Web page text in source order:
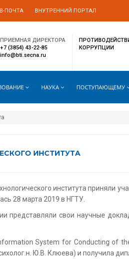
ПОЧТА ВНУТРЕННИЙ ПОРТАЛ
ПРИЕМНАЯ ДИРЕКТОРА
+7 (3854) 43-22-85
info@bti.secna.ru
КОРРУПЦИИ
НАУКА ПОСТУПАЮЩЕМУ
ИНСТИТУТА
института приняли
28 марта 2019 в НГТУ.
представляли свои научные
System for Conducting of
Ю.В. Клюева) и получила